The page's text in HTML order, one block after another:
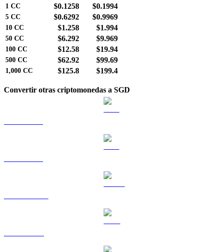
1 CC $0.1258 $0.1994
5 CC $0.6292 $0.9969
10 CC $1.258 $1.994
50 CC $6.292 $9.969
100 CC $12.58 $19.94
500 CC $62.92 $99.69
1,000 CC $125.8 $199.4
Convertir otras criptomonedas a SGD